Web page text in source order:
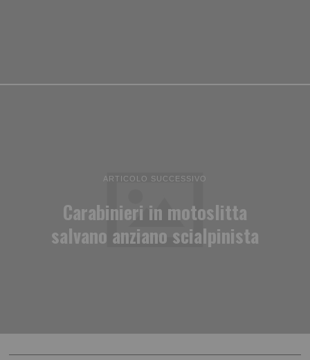
ARTICOLO SUCCESSIVO
Carabinieri in motoslitta
salvano anziano scialpinista